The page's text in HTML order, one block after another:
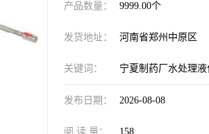
产品数量： 9999.00个
发货地址： 河南省郑州中原区
关键词： 宁夏制药厂水处理
发布日期： 2026-08-08
阅 读 量： 158